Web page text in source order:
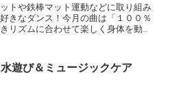
水遊び＆ミュージックケア